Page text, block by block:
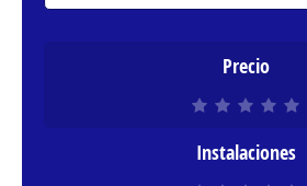
Precio
Instalaciones